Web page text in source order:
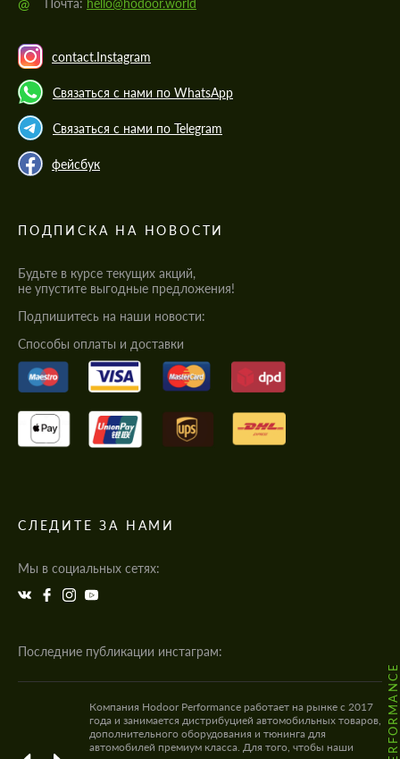
@ Почта: hello@hodoor.world
contact.Instagram
Связаться с нами по WhatsApp
Связаться с нами по Telegram
фейсбук
ПОДПИСКА НА НОВОСТИ
Будьте в курсе текущих акций,
не упустите выгодные предложения!
Подпишитесь на наши новости:
Cпособы оплаты и доставки
СЛЕДИТЕ ЗА НАМИ
Мы в социальных сетях:
Последние публикации инстаграм:
Компания Hodoor Performance работает на рынке с 2017
года и занимается дистрибуцией автомобильных товаров,
дополнительного оборудования и тюнинга для
автомобилей премиум класса. Для того, чтобы наши